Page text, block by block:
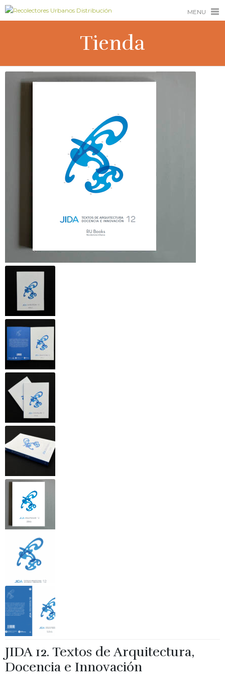
MENU
Tienda
JIDA 12. Textos de Arquitectura,
Docencia e Innovación